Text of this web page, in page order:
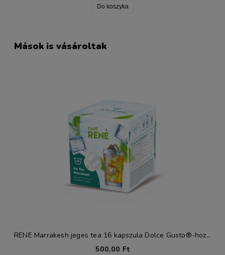
Do koszyka
Mások is vásároltak
RENE Marrakesh jeges tea 16 kapszula Dolce Gusto®-hoz* (1)
500,00 Ft